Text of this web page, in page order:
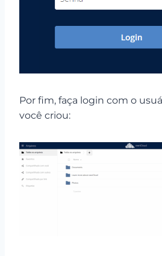
Por fim, faça login com o
você criou: